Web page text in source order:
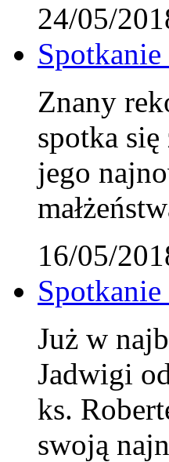
24/05/
Znany
spotka
jego
16/05/
Już w
Jadwigi
ks.
swoją